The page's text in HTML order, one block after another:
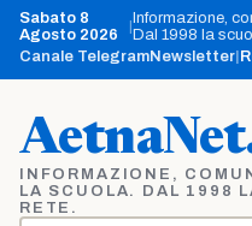
Vai
contenuto
Sabato 8
Agosto 2026
Informazione,
Dal 1998 la
Canale TelegramNewsletter
INFORMAZIONE,
LA SCUOLA. DAL 1998
RETE.